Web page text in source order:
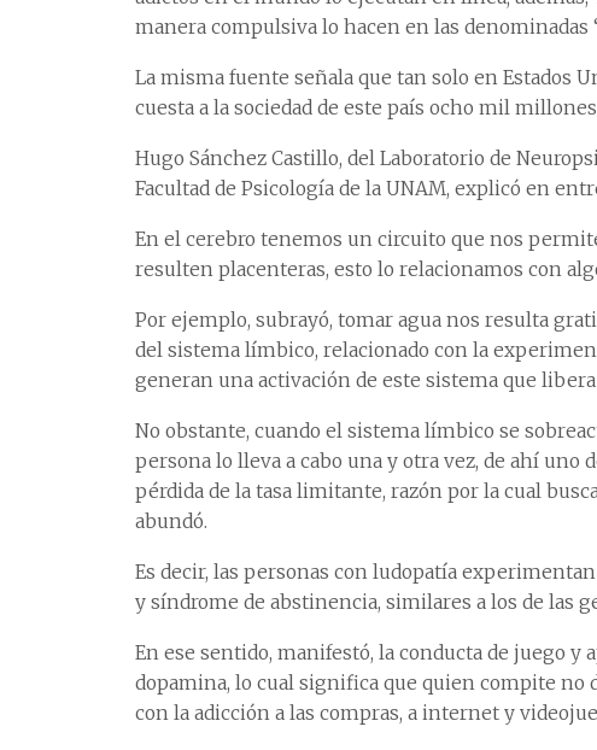
manera compulsiva lo hacen en las denominadas
La misma fuente señala que tan solo en Estados
cuesta a la sociedad de este país ocho mil
Hugo Sánchez Castillo, del Laboratorio de
Facultad de Psicología de la UNAM, explicó en
En el cerebro tenemos un circuito que nos
resulten placenteras, esto lo relacionamos con
Por ejemplo, subrayó, tomar agua nos resulta
del sistema límbico, relacionado con la
generan una activación de este sistema que
No obstante, cuando el sistema límbico se
persona lo lleva a cabo una y otra vez, de ahí
pérdida de la tasa limitante, razón por la cual
abundó.
Es decir, las personas con ludopatía
y síndrome de abstinencia, similares a los de las
En ese sentido, manifestó, la conducta de juego
dopamina, lo cual significa que quien compite no
con la adicción a las compras, a internet y